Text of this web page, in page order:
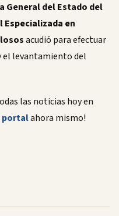
General del Estado del
Especializada en
acudió para efectuar
el levantamiento del
las noticias hoy en
portalahora mismo!